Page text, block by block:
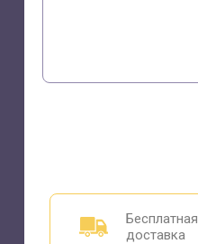
Бесплатная
доставка